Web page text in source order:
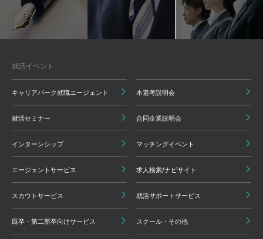
就活イベント
キャリアパーク就職エージェント 本選考説明会
就活セミナー 合同企業説明会
インターンシップ マッチングイベント
エージェントサービス 求人検索/ナビサイト
スカウトサービス 就活サポートサービス
既卒・第二新卒向けサービス スクール・その他